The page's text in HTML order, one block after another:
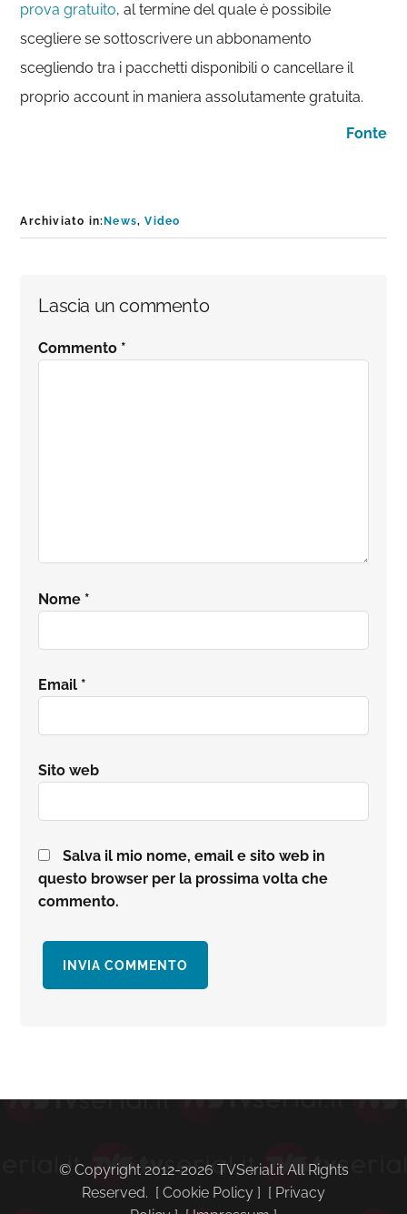
prova gratuito, al termine del quale è possibile
scegliere se sottoscrivere un abbonamento
scegliendo tra i pacchetti disponibili o cancellare il
proprio account in maniera assolutamente gratuita.
Fonte
Archiviato in:News,Video
Interazioni
del
Lascia un commento
Commento *
Nome *
Email *
Sito web
Salva il mio nome, email e sito web in
questo browser per la prossima volta che
commento.
primaria
© Copyright 2012-2026 TVSerial.it All Rights
Reserved. [ Cookie Policy ] [ Privacy